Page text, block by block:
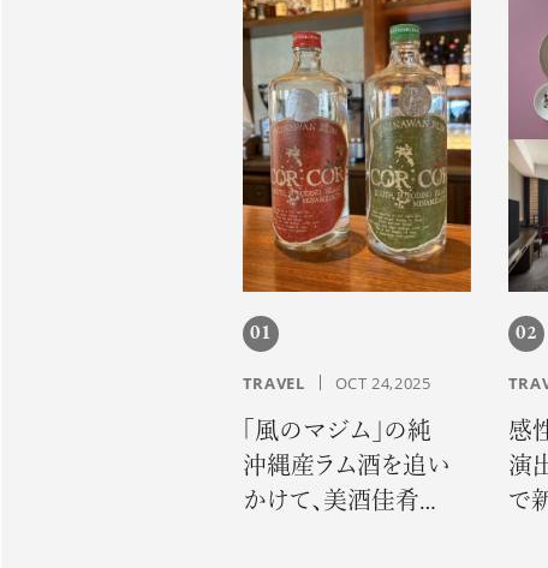
01
TRAVEL OCT 24,2025
「風のマジム」の純
沖縄産ラム酒を追い
かけて、美酒佳肴の
02
感
演
で